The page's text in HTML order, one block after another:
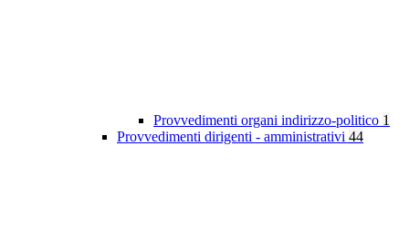
Provvedimenti organi indirizzo-politico 1
Provvedimenti dirigenti - amministrativi 44